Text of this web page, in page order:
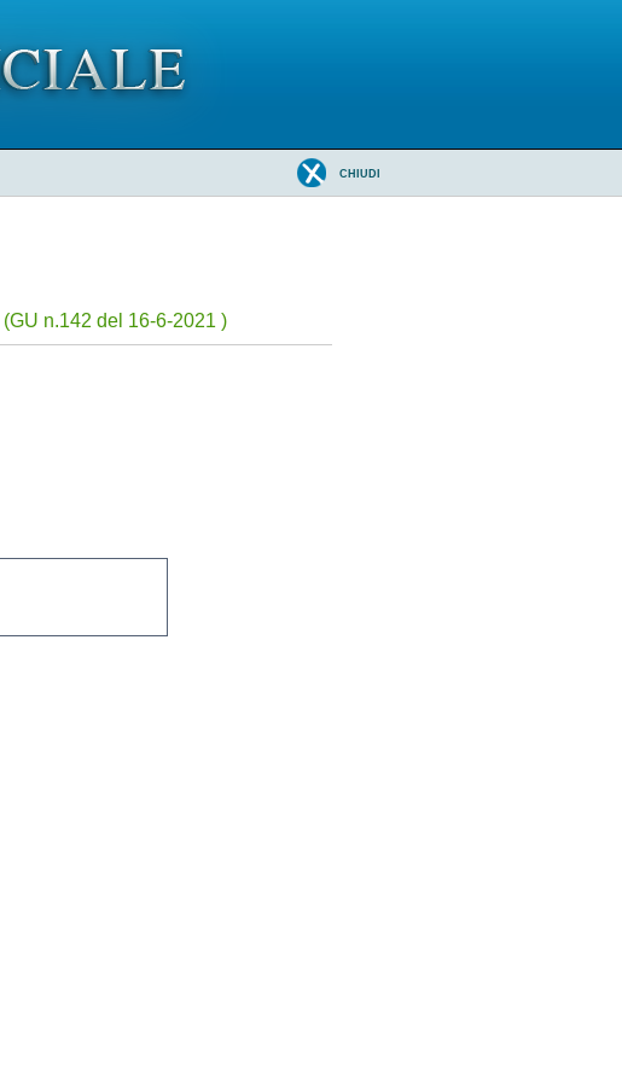
CHIUDI
(GU n.142 del 16-6-2021 )